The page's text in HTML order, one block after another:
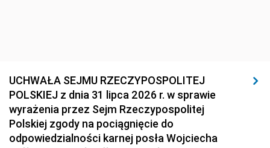
UCHWAŁA SEJMU RZECZYPOSPOLITEJ
POLSKIEJ z dnia 31 lipca 2026 r. w sprawie
wyrażenia przez Sejm Rzeczypospolitej
Polskiej zgody na pociągnięcie do
odpowiedzialności karnej posła Wojciecha